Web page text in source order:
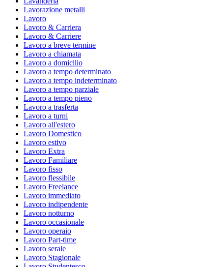
Lavorazione metalli
Lavoro
Lavoro & Carriera
Lavoro & Carriere
Lavoro a breve termine
Lavoro a chiamata
Lavoro a domicilio
Lavoro a tempo determinato
Lavoro a tempo indeterminato
Lavoro a tempo parziale
Lavoro a tempo pieno
Lavoro a trasferta
Lavoro a turni
Lavoro all'estero
Lavoro Domestico
Lavoro estivo
Lavoro Extra
Lavoro Familiare
Lavoro fisso
Lavoro flessibile
Lavoro Freelance
Lavoro immediato
Lavoro indipendente
Lavoro notturno
Lavoro occasionale
Lavoro operaio
Lavoro Part-time
Lavoro serale
Lavoro Stagionale